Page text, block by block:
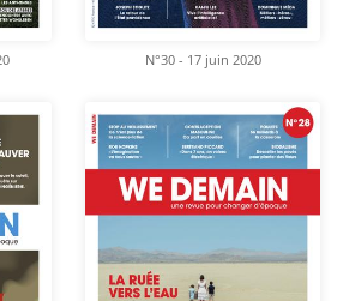
N°30 - 17 juin 2020